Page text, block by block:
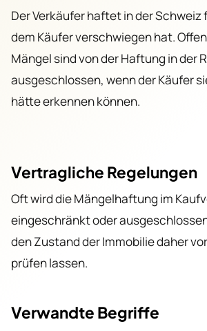
Der Verkäufer haftet in der Schweiz
dem Käufer verschwiegen hat.
Mängel sind von der Haftung in der
ausgeschlossen, wenn der Käufer
hätte erkennen können.
Vertragliche Regelungen
Oft wird die Mängelhaftung im
eingeschränkt oder
den Zustand der Immobilie daher
prüfen lassen.
Verwandte Begriffe